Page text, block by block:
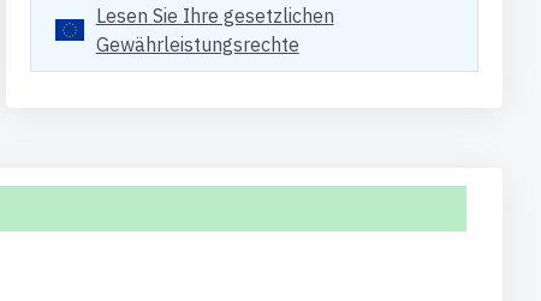
Lesen Sie Ihre gesetzlichen
Gewährleistungsrechte